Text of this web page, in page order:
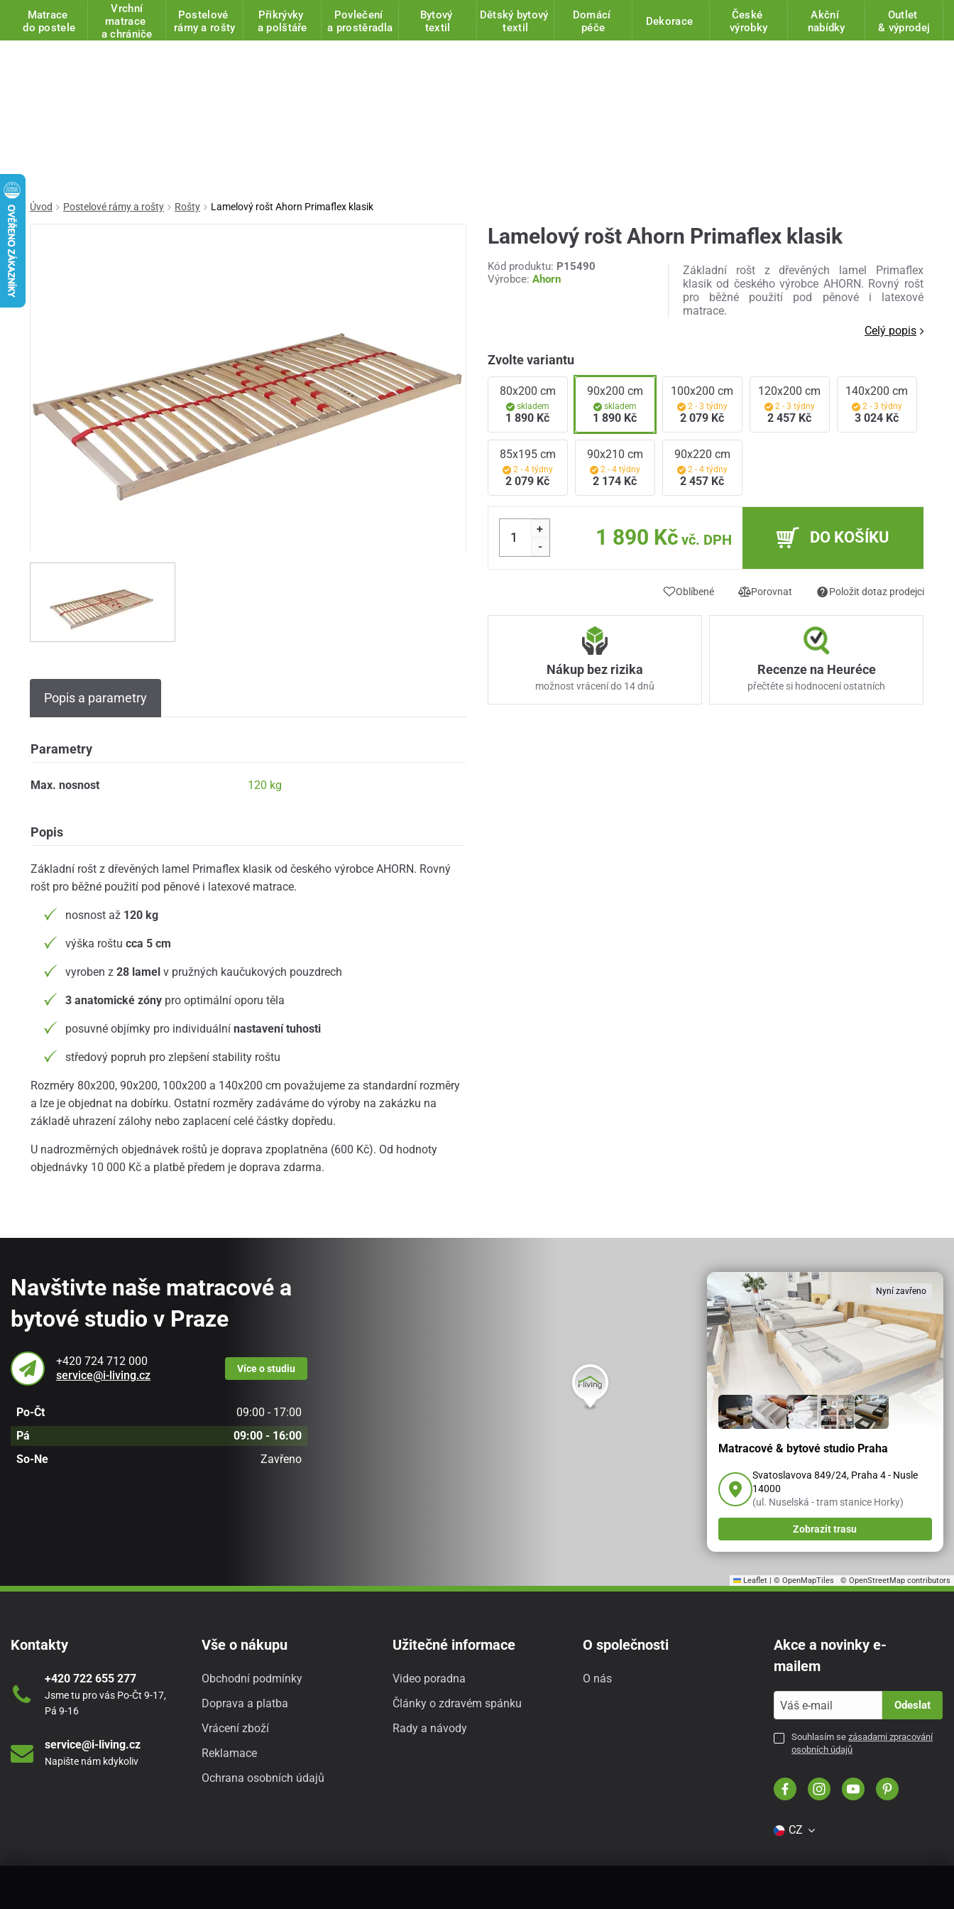
Matrace
do postele
Vrchní
matrace
a chrániče
Postelové
rámy a rošty
Přikrývky
a polštáře
Povlečení
a prostěradla
Bytový
textil
Dětský bytový
textil
Domácí
péče
Dekorace
České
výrobky
Akční
nabídky
Outlet
& výprodej
Úvod Postelové rámy a rošty Rošty Lamelový rošt Ahorn Primaflex klasik
Popis a parametry
Parametry
Max. nosnost 120 kg
Popis
Základní rošt z dřevěných lamel Primaflex klasik od českého výrobce AHORN. Rovný
rošt pro běžné použití pod pěnové i latexové matrace.
nosnost až 120 kg
výška roštu cca 5 cm
vyroben z 28 lamelv pružných kaučukových pouzdrech
3 anatomické zónypro optimální oporu těla
posuvné objímky pro individuální nastavení tuhosti
středový popruh pro zlepšení stability roštu
Rozměry 80x200, 90x200, 100x200 a 140x200 cm považujeme za standardní rozměry
a lze je objednat na dobírku. Ostatní rozměry zadáváme do výroby na zakázku na
základě uhrazení zálohy nebo zaplacení celé částky dopředu.
U nadrozměrných objednávek roštů je doprava zpoplatněna (600 Kč). Od hodnoty
objednávky 10 000 Kč a platbě předem je doprava zdarma.
Lamelový rošt Ahorn Primaflex klasik
Kód produktu: P15490
Výrobce: Ahorn
Základní rošt z dřevěných lamel Primaflex
klasik od českého výrobce AHORN. Rovný rošt
pro běžné použití pod pěnové i latexové
matrace.
Celý popis
Zvolte variantu
80x200 cm
skladem
1 890 Kč
90x200 cm
skladem
1 890 Kč
100x200 cm
2 - 3 týdny
2 079 Kč
120x200 cm
2 - 3 týdny
2 457 Kč
140x200 cm
2 - 3 týdny
3 024 Kč
85x195 cm
2 - 4 týdny
2 079 Kč
90x210 cm
2 - 4 týdny
2 174 Kč
90x220 cm
2 - 4 týdny
2 457 Kč
+
-
1 890 Kč vč. DPH DO KOŠÍKU
Oblíbené Porovnat Položit dotaz prodejci
Nákup bez rizika
možnost vrácení do 14 dnů
Recenze na Heuréce
přečtěte si hodnocení ostatních
Leaflet © OpenMapTiles © OpenStreetMap contributors
Navštivte naše matracové a
bytové studio v Praze
+420 724 712 000
service@i-living.cz
Víceo studiu
Po-Čt
09:00 - 17:00
Pá
09:00 - 16:00
So-Ne
Zavřeno
Nyní zavřeno
Matracové & bytové studio Praha
Svatoslavova 849/24, Praha 4 - Nusle
14000
(ul. Nuselská - tram stanice Horky)
Zobrazit trasu
Kontakty
+420 722 655 277
Jsme tu pro vás Po-Čt 9-17,
Pá 9-16
service@i-living.cz
Napište nám kdykoliv
Vše o nákupu
Obchodní podmínky
Doprava a platba
Vrácení zboží
Reklamace
Ochrana osobních údajů
Užitečné informace
Video poradna
Články o zdravém spánku
Rady a návody
O společnosti
O nás
Akce a novinky e-
mailem
Odeslat
Souhlasím sezásadami zpracování
osobních údajů
CZ